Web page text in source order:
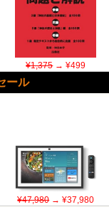
¥1,375→ ¥499
ール
¥47,980→ ¥37,980